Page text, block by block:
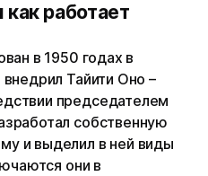
работает
в 1950 годах в
Тайити Оно –
председателем
собственную
и выделил в ней виды
они в